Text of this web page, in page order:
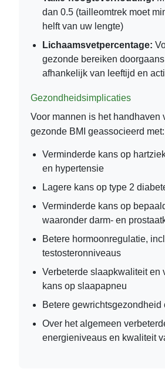
dan 0.5 (tailleomtrek moet
helft van uw lengte)
Lichaamsvetpercentage:
gezonde bereiken
afhankelijk van leeftijd en
Gezondheidsimplicaties
Voor mannen is het handhaven
gezonde BMI geassocieerd met:
Verminderde kans op
en hypertensie
Lagere kans op type 2
Verminderde kans op
waaronder darm- en
Betere hormoonregulatie,
testosteronniveaus
Verbeterde slaapkwaliteit en
kans op slaapapneu
Betere gewrichtsgezondheid
Over het algemeen
energieniveaus en kwaliteit